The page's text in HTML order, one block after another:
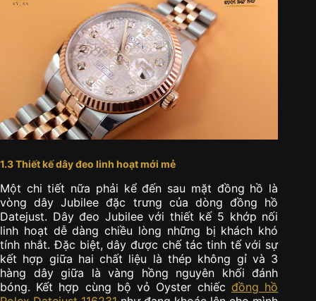
1.3 Thiết kế dây đeo linh hoạt mới mẻ
Một chi tiết nữa phải kể đến sau mặt đồng hồ là
vòng dây Jubilee đặc trưng của dòng đồng hồ
Datejust. Dây đeo Jubilee với thiết kế 5 khớp nối
linh hoạt dễ dàng chiều lòng những bị khách khó
tính nhắt. Đặc biệt, dây được chế tác tinh tế với sự
kết hợp giữa hai chất liệu là thép không gỉ và 3
hàng dây giữa là vàng hồng nguyên khối đánh
bóng. Kết hợp cùng bộ vỏ Oyster chiếc đồng hồ